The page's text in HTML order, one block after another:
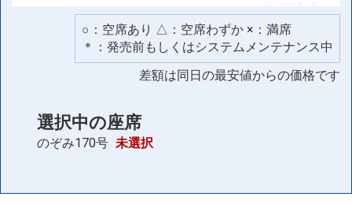
空席
さくら794号
17:21
さくら758号
空席
○：空席あり △：空席わずか ×：満席
＊：発売前もしくはシステムメンテナンス中
差額は同日の最安値からの価格です
選択中の座席
のぞみ170号 未選択